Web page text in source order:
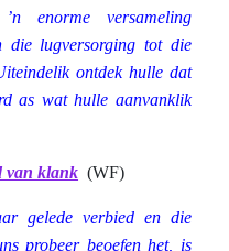
enorme versameling
die lugversorging tot die
ontdek hulle dat
as wat hulle aanvanklik
van klank (WF)
gelede verbied en die
probeer beoefen het, is